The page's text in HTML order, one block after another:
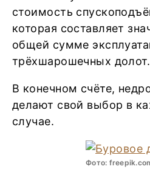
стоимость
которая составляет
общей сумме
трёхшарошечных долот.
В конечном счёте,
делают свой выбор в
случае.
Фото: